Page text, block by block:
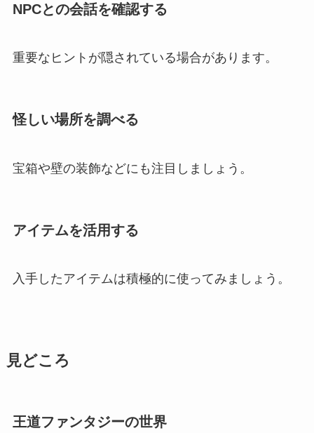
NPCとの会話を確認する
重要なヒントが隠されている場合があります。
怪しい場所を調べる
宝箱や壁の装飾などにも注目しましょう。
アイテムを活用する
入手したアイテムは積極的に使ってみましょう。
見どころ
王道ファンタジーの世界